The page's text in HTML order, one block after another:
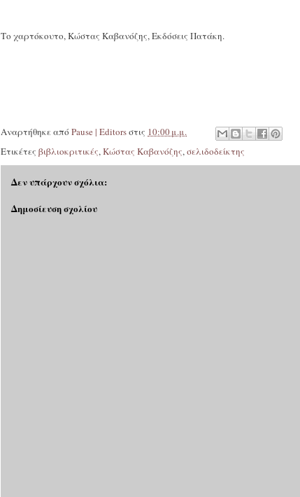
Το χαρτόκουτο, Κώστας Καβανόζης, Εκδόσεις Πατάκη.
Αναρτήθηκε από Pause | Editorsστις 10:00 μ.μ.
Ετικέτες βιβλιοκριτικές,Κώστας Καβανόζης,σελιδοδείκτης
Δεν υπάρχουν σχόλια:
Δημοσίευση σχολίου